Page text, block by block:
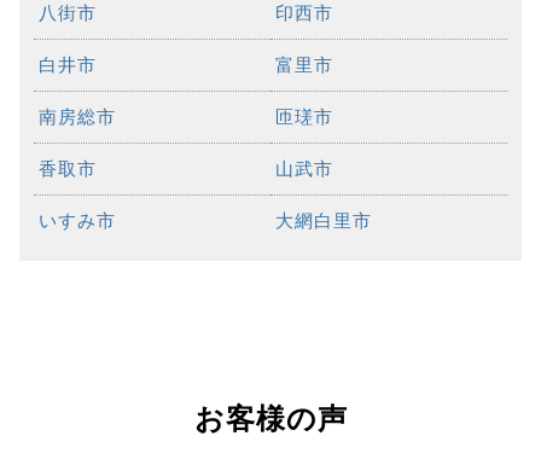
八街市 印西市
白井市 富里市
南房総市 匝瑳市
香取市 山武市
いすみ市 大網白里市
お客様の声